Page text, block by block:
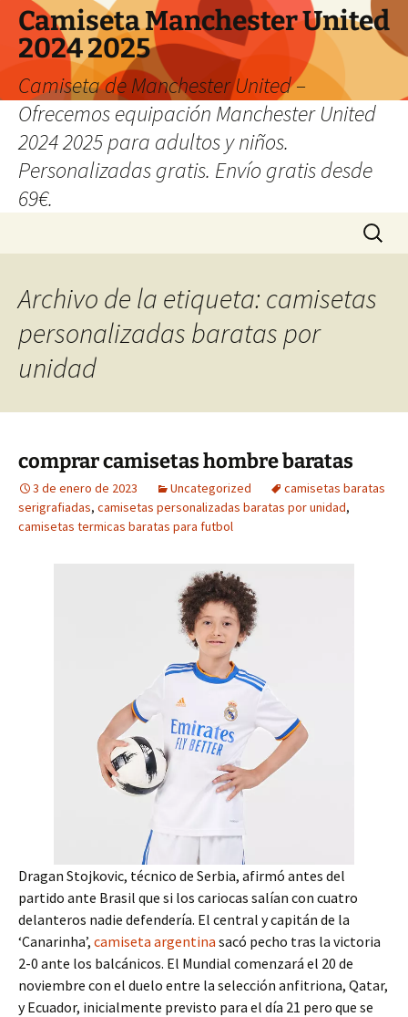
Camiseta Manchester United
2024 2025
Camiseta de Manchester United –
Ofrecemos equipación Manchester United
2024 2025 para adultos y niños.
Personalizadas gratis. Envío gratis desde
69€.
Buscar:
Archivo de la etiqueta: camisetas
personalizadas baratas por
unidad
comprar camisetas hombre baratas
3 de enero de 2023 Uncategorized
camisetas baratas
serigrafiadas, camisetas personalizadas baratas por unidad,
camisetas termicas baratas para futbol
Dragan Stojkovic, técnico de Serbia, afirmó antes del
partido ante Brasil que si los cariocas salían con cuatro
delanteros nadie defendería. El central y capitán de la
‘Canarinha’, camiseta argentina sacó pecho tras la victoria
2-0 ante los balcánicos. El Mundial comenzará el 20 de
noviembre con el duelo entre la selección anfitriona, Qatar,
y Ecuador, inicialmente previsto para el día 21 pero que se